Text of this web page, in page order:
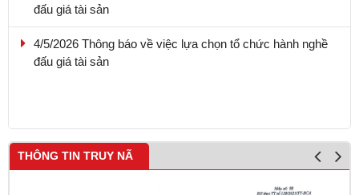
đấu giá tài sản
THÔNG TIN TRUY NÃ